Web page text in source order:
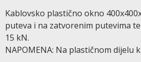
Kablovsko plastično okno
puteva i na zatvorenim putevima
15 kN.
NAPOMENA: Na plastičnom